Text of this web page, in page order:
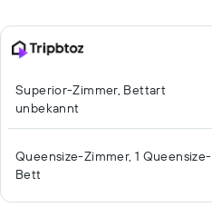
Superior-Zimmer, Bettart
unbekannt
Queensize-Zimmer, 1 Queensize-
Bett